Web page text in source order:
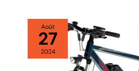
Août
27
2024